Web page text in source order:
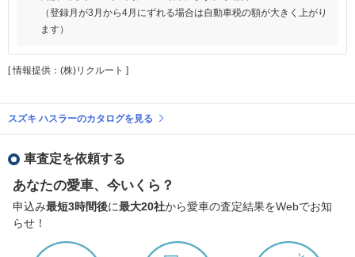
（登録月が3月から4月にずれる場合は自動車税の額が大きく上がり
ます）
[ 情報提供：(株)リクルート ]
スズキ ハスラーのカタログを見る
車査定を依頼する
あなたの愛車、今いくら？
申込み最短3時間後に最大20社から愛車の査定結果をWebでお知
らせ！